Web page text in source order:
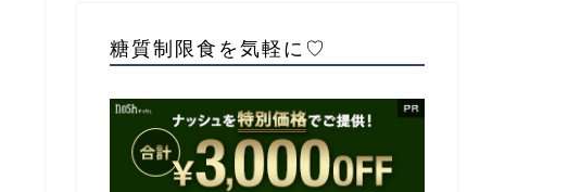
糖質制限食を気軽に♡